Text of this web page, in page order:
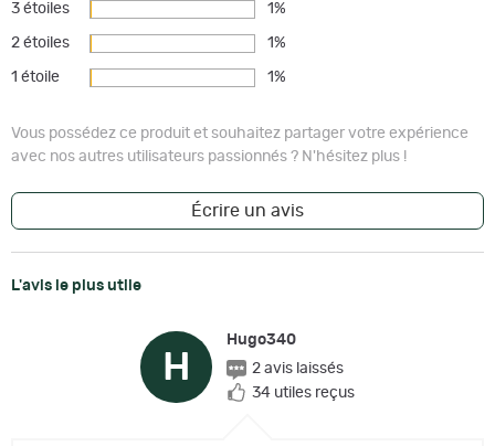
3 étoiles 1%
2 étoiles 1%
1 étoile 1%
Vous possédez ce produit et souhaitez partager votre expérience
avec nos autres utilisateurs passionnés ? N'hésitez plus !
Écrire un avis
L'avis le plus utile
H
Hugo340
2 avis laissés
34 utiles reçus